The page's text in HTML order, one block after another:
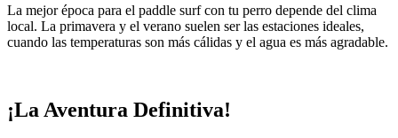
La mejor época para el paddle surf con tu perro depende del clima
local. La primavera y el verano suelen ser las estaciones ideales,
cuando las temperaturas son más cálidas y el agua es más agradable.
¡La Aventura Definitiva!